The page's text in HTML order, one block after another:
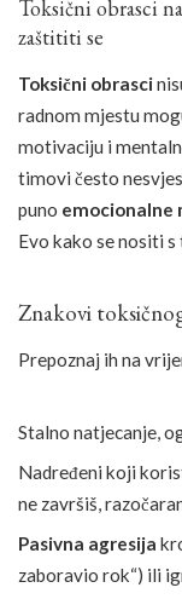
Toksični obrasci
zaštititi se
Toksični obrasci
radnom mjestu
motivaciju i
timovi često
puno emocionalne
Evo kako se nositi
Znakovi
Prepoznaj ih na
Stalno natjecanje,
Nadređeni koji
ne završiš,
Pasivna agresija
zaboravio rok“) ili